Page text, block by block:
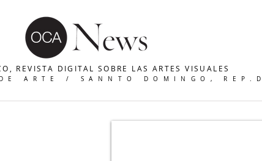
REVISTA DIGITAL SOBRE LAS ARTES VISUALES
DE ARTE / SANNTO DOMINGO,